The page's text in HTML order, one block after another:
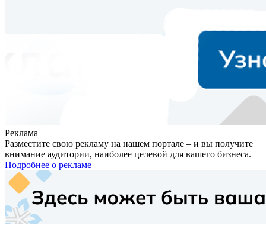
Реклама
Разместите свою рекламу на нашем портале – и вы получите
внимание аудитории, наиболее целевой для вашего бизнеса.
Подробнее о рекламе